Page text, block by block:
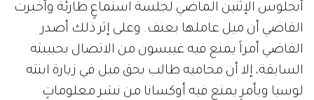
أنجلوس الإثنين الماضي لجلسة استماعٍ طارئة وأخبرت
القاضي أن ميل عاملها بعنف. وعلى إثر ذلك أصدر
القاضي أمراً يمنع فيه غيبسون من الاتصال بحبيبته
السابقة، إلا أن محاميه طالب بحق ميل في زيارة ابنته
لوسيا وبأمرٍ يمنع فيه أوكسانا من نشر معلوماتٍ